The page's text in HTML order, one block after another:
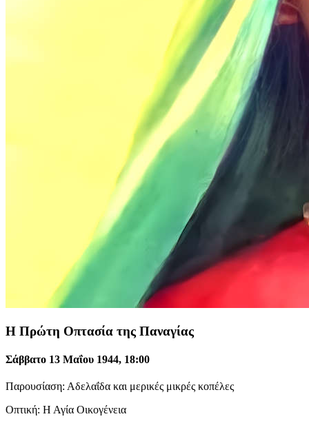
Η Πρώτη Οπτασία της Παναγίας
Σάββατο 13 Μαΐου 1944, 18:00
Παρουσίαση: Αδελαΐδα και μερικές μικρές κοπέλες
Οπτική: Η Αγία Οικογένεια